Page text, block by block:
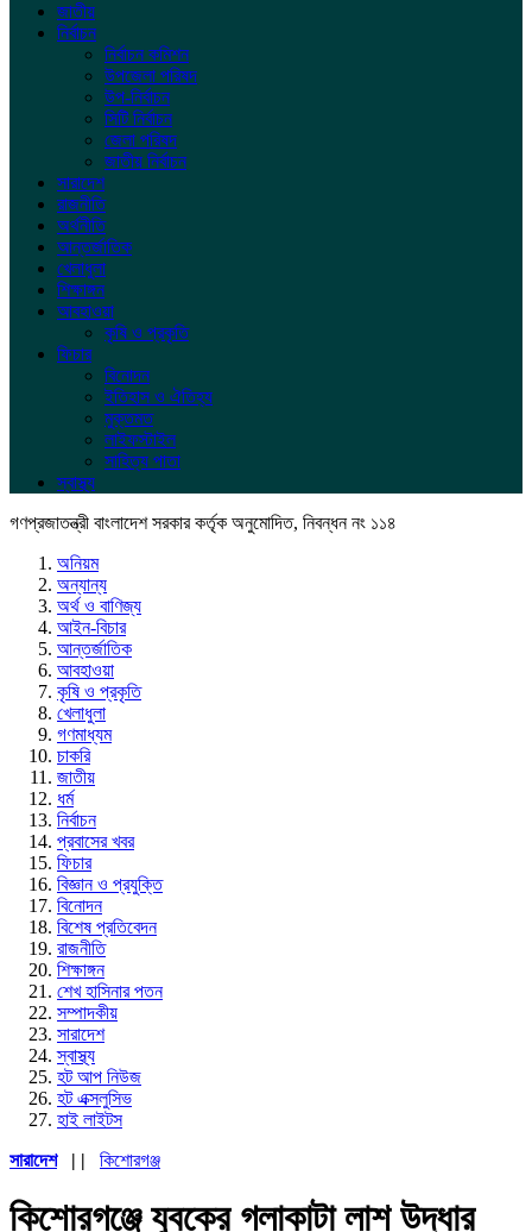
জাতীয়
নির্বাচন
নির্বাচন কমিশন
উপজেলা পরিষদ
উপ-নির্বাচন
সিটি নির্বাচন
জেলা পরিষদ
জাতীয় নির্বাচন
সারাদেশ
রাজনীতি
অর্থনীতি
আন্তর্জাতিক
খেলাধুলা
শিক্ষাঙ্গন
আবহাওয়া
কৃষি ও প্রকৃতি
ফিচার
বিনোদন
ইতিহাস ও ঐতিহ্য
মুক্তমত
লাইফস্টাইল
সাহিত্য পাতা
স্বাস্থ্য
গণপ্রজাতন্ত্রী বাংলাদেশ সরকার কর্তৃক অনুমোদিত, নিবন্ধন নং ১১৪
অনিয়ম
অন্যান্য
অর্থ ও বাণিজ্য
আইন-বিচার
আন্তর্জাতিক
আবহাওয়া
কৃষি ও প্রকৃতি
খেলাধুলা
গণমাধ্যম
চাকরি
জাতীয়
ধর্ম
নির্বাচন
প্রবাসের খবর
ফিচার
বিজ্ঞান ও প্রযুক্তি
বিনোদন
বিশেষ প্রতিবেদন
রাজনীতি
শিক্ষাঙ্গন
শেখ হাসিনার পতন
সম্পাদকীয়
সারাদেশ
স্বাস্থ্য
হট আপ নিউজ
হট এক্সলুসিভ
হাই লাইটস
সারাদেশ
| | কিশোরগঞ্জ
কিশোরগঞ্জে যুবকের গলাকাটা লাশ উদ্ধার